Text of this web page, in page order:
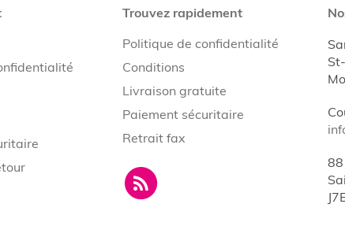
Trouvez rapidement
Politique de confidentialité
Conditions
Livraison gratuite
Paiement sécuritaire
Retrait fax